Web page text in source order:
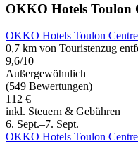
OKKO Hotels Toulon
OKKO Hotels Toulon Centre
0,7 km von Touristenzug
9,6/10
Außergewöhnlich
(549 Bewertungen)
112 €
inkl. Steuern & Gebühren
6. Sept.–7. Sept.
OKKO Hotels Toulon Centre